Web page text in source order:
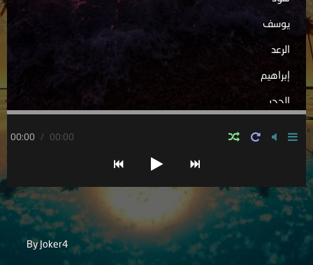
يوسف
الرعد
إبراهيم
الحجر
مريم
طه
الأنبياء
00:00 / 00:00
By Joker4